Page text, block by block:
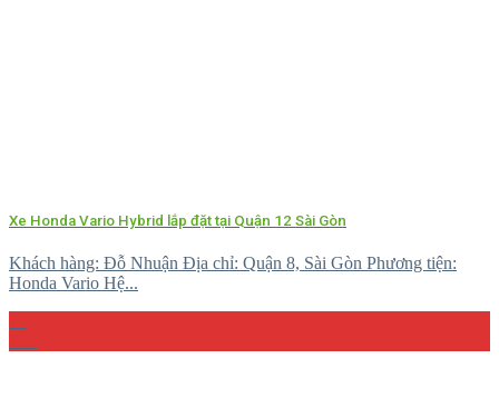
Xe Honda Vario Hybrid lắp đặt tại Quận 12 Sài Gòn
Khách hàng: Đỗ Nhuận Địa chỉ: Quận 8, Sài Gòn Phương tiện:
Honda Vario Hệ...